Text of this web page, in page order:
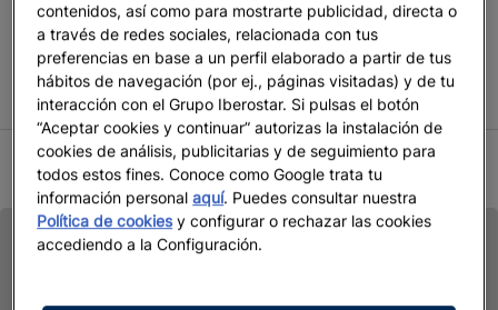
Niños acompañados de 2 adultos con estancia gratis solo en
habitaciones seleccionadas. Promoción sujeta a disponibilidad
en las fechas indicadas. Iberostar se reserva el derecho a
modificar o cancelar parte o el total de la promoción.
CONDICIONES VERANO 2026
contenidos, así como para mostrarte publicidad, directa o
a través de redes sociales, relacionada con tus
preferencias en base a un perfil elaborado a partir de tus
hábitos de navegación (por ej., páginas visitadas) y de tu
interacción con el Grupo Iberostar. Si pulsas el botón
“Aceptar cookies y continuar” autorizas la instalación de
cookies de análisis, publicitarias y de seguimiento para
todos estos fines. Conoce como Google trata tu
información personalaquí. Puedes consultar nuestra
Política de cookiesy configurar o rechazar las cookies
accediendo a la Configuración.